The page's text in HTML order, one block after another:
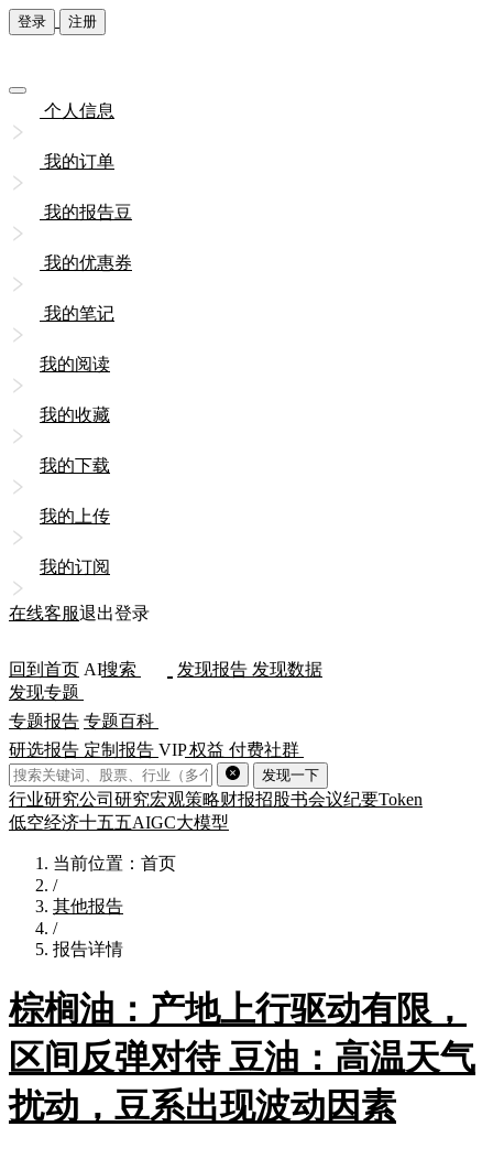
登录 注册
个人信息
我的订单
我的报告豆
我的优惠券
我的笔记
我的阅读
我的收藏
我的下载
我的上传
我的订阅
在线客服退出登录
回到首页 AI搜索 发现报告 发现数据
发现专题
专题报告 专题百科
研选报告 定制报告 VIP权益 付费社群
发现一下
行业研究公司研究宏观策略财报招股书会议纪要Token
低空经济十五五AIGC大模型
当前位置：首页
/
其他报告
/
报告详情
棕榈油：产地上行驱动有限，
区间反弹对待 豆油：高温天气
扰动，豆系出现波动因素